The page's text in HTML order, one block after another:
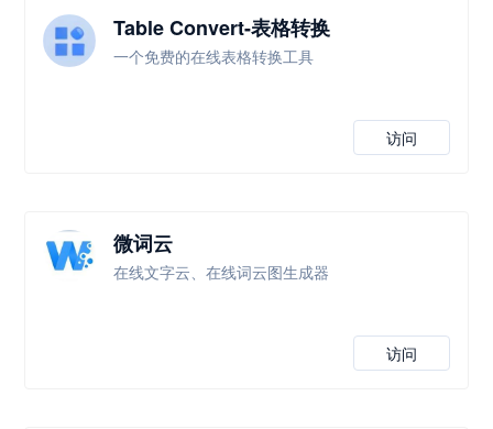
Table Convert-表格转换
一个免费的在线表格转换工具
访问
微词云
在线文字云、在线词云图生成器
访问